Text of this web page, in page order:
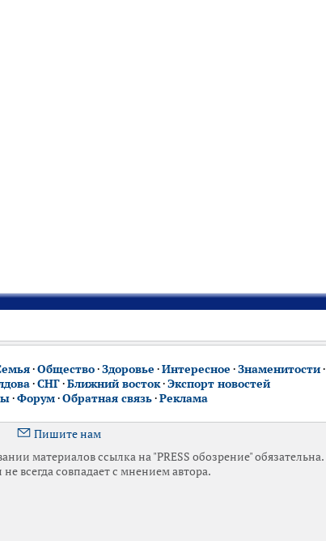
·Общество·Здоровье ·Интересное ·Знаменитости·
·СНГ·Ближний восток·Экспорт новостей
·Форум·Обратная связь·Реклама
Пишите нам
материалов ссылка на "PRESS обозрение" обязательна.
всегда совпадает с мнением автора.